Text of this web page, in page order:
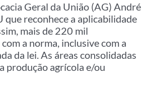
Geral da União (AG) André
que reconhece a aplicabilidade
mais de 220 mil
a norma, inclusive com a
da lei. As áreas consolidadas
produção agrícola e/ou